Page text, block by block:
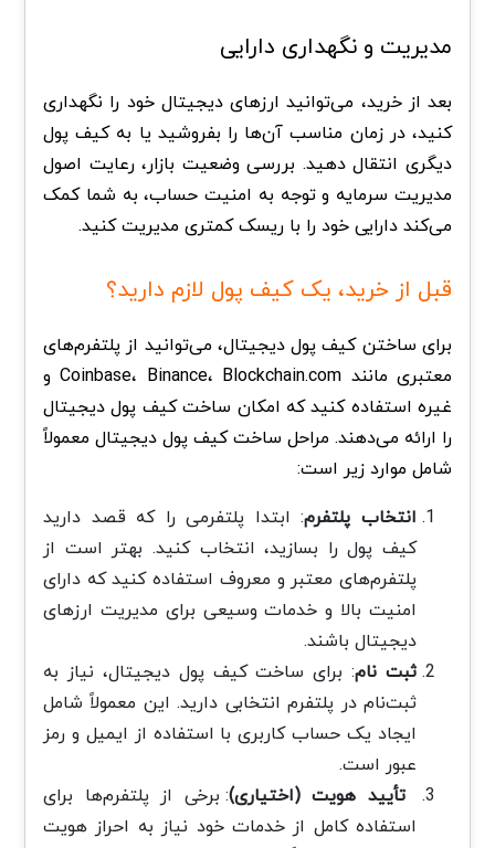
مدیریت و نگهداری دارایی
بعد از خرید، می‌توانید ارزهای دیجیتال خود را نگهداری
کنید، در زمان مناسب آن‌ها را بفروشید یا به کیف پول
دیگری انتقال دهید. بررسی وضعیت بازار، رعایت اصول
مدیریت سرمایه و توجه به امنیت حساب، به شما کمک
می‌کند دارایی خود را با ریسک کمتری مدیریت کنید.
قبل از خرید، یک کیف پول لازم دارید؟
برای ساختن کیف پول دیجیتال، می‌توانید از پلتفرم‌های
معتبری مانند Coinbase، Binance، Blockchain.com و
غیره استفاده کنید که امکان ساخت کیف پول دیجیتال
را ارائه می‌دهند. مراحل ساخت کیف پول دیجیتال معمولاً
شامل موارد زیر است:
انتخاب پلتفرم: ابتدا پلتفرمی را که قصد دارید
کیف پول را بسازید، انتخاب کنید. بهتر است از
پلتفرم‌های معتبر و معروف استفاده کنید که دارای
امنیت بالا و خدمات وسیعی برای مدیریت ارزهای
دیجیتال باشند.
ثبت‌ نام: برای ساخت کیف پول دیجیتال، نیاز به
ثبت‌نام در پلتفرم انتخابی دارید. این معمولاً شامل
ایجاد یک حساب کاربری با استفاده از ایمیل و رمز
عبور است.
تأیید هویت (اختیاری): برخی از پلتفرم‌ها برای
استفاده کامل از خدمات خود نیاز به احراز هویت